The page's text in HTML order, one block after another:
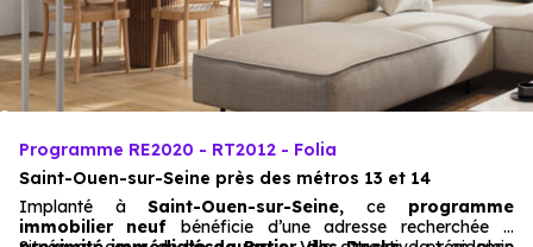
Programme RE2020 - RT2012 - Folia
Saint-Ouen-sur-Seine près des métros 13 et 14
Implanté à Saint-Ouen-sur-Seine, ce programme
immobilier neuf bénéficie d’une adresse recherchée à